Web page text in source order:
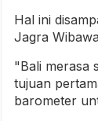
Hal ini
Jagra
"Bali merasa
tujuan
barometer